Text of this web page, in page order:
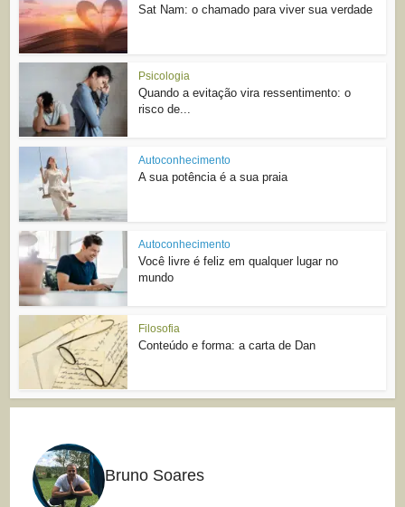
Sat Nam: o chamado para viver sua verdade
Psicologia
Quando a evitação vira ressentimento: o
risco de...
Autoconhecimento
A sua potência é a sua praia
Autoconhecimento
Você livre é feliz em qualquer lugar no
mundo
Filosofia
Conteúdo e forma: a carta de Dan
Bruno Soares